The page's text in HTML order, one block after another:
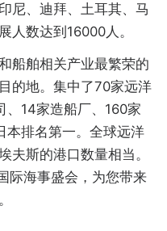
尼、迪拜、土耳其、马
人数达到16000人。
船舶相关产业最繁荣的
的地。集中了70家远洋
、14家造船厂、160家
本排名第一。全球远洋
夫斯的港口数量相当。
际海事盛会，为您带来